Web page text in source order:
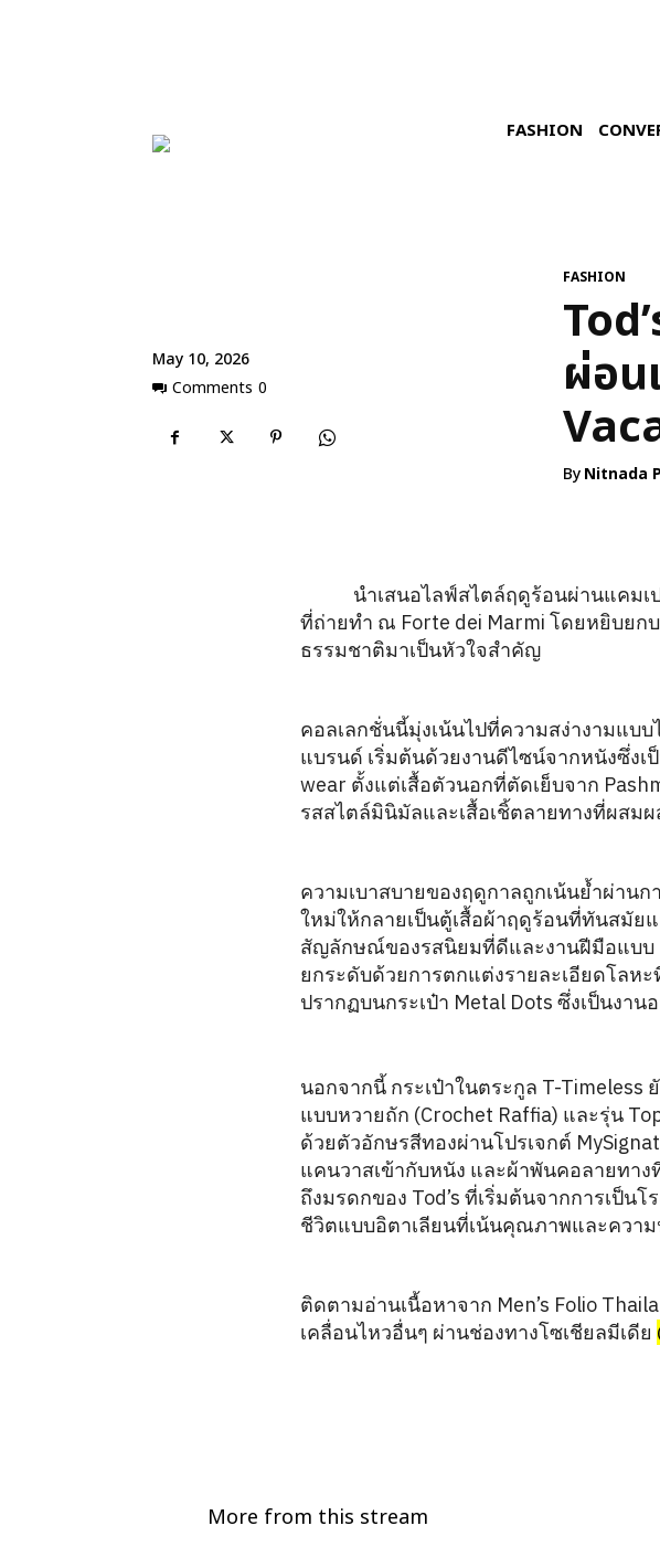
FASHION
May 10, 2026
Comments 0
FASHION
ผ่อน
ByNitnada
นำเสนอไลฟ์สไตล์ฤดูร้อนผ่านแคมเ
ที่ถ่ายทำ ณ Forte dei Marmi โดยหยิบยก
ธรรมชาติมาเป็นหัวใจสำคัญ
คอลเลกชั่นนี้มุ่งเน้นไปที่ความสง่างามแบ
แบรนด์ เริ่มต้นด้วยงานดีไซน์จากหนังซึ่งเ
wear ตั้งแต่เสื้อตัวนอกที่ตัดเย็บจาก
รสสไตล์มินิมัลและเสื้อเชิ้ตลายทางที่ผสม
ความเบาสบายของฤดูกาลถูกเน้นย้ำผ่าน
ใหม่ให้กลายเป็นตู้เสื้อผ้าฤดูร้อนที่ทันสมัยแ
สัญลักษณ์ของรสนิยมที่ดีและงานฝีมือแบบ
ยกระดับด้วยการตกแต่งรายละเอียดโลห
ปรากฏบนกระเป๋า Metal Dots ซึ่งเป็นงา
นอกจากนี้ กระเป๋าในตระกูล T-Timeless
แบบหวายถัก (Crochet Raffia) และรุ่น
ด้วยตัวอักษรสีทองผ่านโปรเจกต์
แคนวาสเข้ากับหนัง และผ้าพันคอลายทา
ถึงมรดกของ Tod’s ที่เริ่มต้นจากการเป็น
ชีวิตแบบอิตาเลียนที่เน้นคุณภาพและควา
ติดตามอ่านเนื้อหาจาก Men’s Folio
เคลื่อนไหวอื่นๆ ผ่านช่องทางโซเชียลมีเดีย
More from this stream